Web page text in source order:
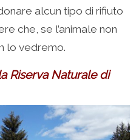
alcun tipo di rifiuto
che, se l’animale non
lo vedremo.
Riserva Naturale di